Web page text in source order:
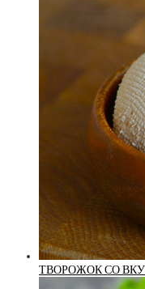
ТВОРОЖОК СО